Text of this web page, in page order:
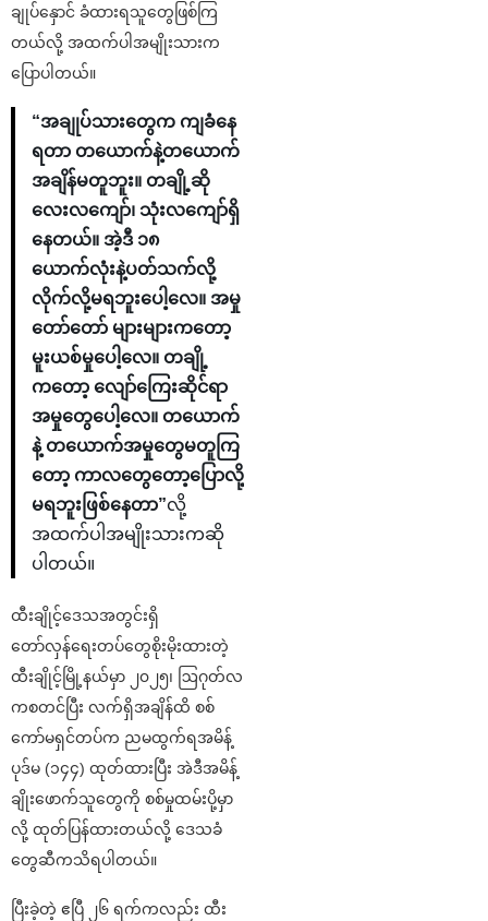
ချုပ်နှောင် ခံထားရသူတွေဖြစ်ကြ
တယ်လို့ အထက်ပါအမျိုးသားက
ပြောပါတယ်။
“အချုပ်သားတွေက ကျခံနေ
ရတာ တယောက်နဲ့တယောက်
အချိန်မတူဘူး။ တချို့ဆို
လေးလကျော်၊ သုံးလကျော်ရှိ
နေတယ်။ အဲ့ဒီ ၁၈
ယောက်လုံးနဲ့ပတ်သက်လို့
လိုက်လို့မရဘူးပေါ့လေ။ အမှု
တော်တော် များများကတော့
မူးယစ်မှုပေါ့လေ။ တချို့
ကတော့ လျော်ကြေးဆိုင်ရာ
အမှုတွေပေါ့လေ။ တယောက်
နဲ့ တယောက်အမှုတွေမတူကြ
တော့ ကာလတွေတော့ပြောလို့
မရဘူးဖြစ်နေတာ”လို့
အထက်ပါအမျိုးသားကဆို
ပါတယ်။
ထီးချိုင့်ဒေသအတွင်း‌ရှိ
တော်လှန်ရေးတပ်တွေစိုးမိုးထားတဲ့
ထီးချိုင့်မြို့နယ်မှာ ၂၀၂၅၊ ဩဂုတ်လ
ကစတင်ပြီး လက်ရှိအချိန်ထိ စစ်
ကော်မရှင်တပ်က ညမထွက်ရအမိန့်
ပုဒ်မ (၁၄၄) ထုတ်ထားပြီး အဲဒီအမိန့်
ချိုးဖောက်သူတွေကို စစ်မှုထမ်းပို့မှာ
လို့ ထုတ်ပြန်ထားတယ်လို့ ဒေသခံ
တွေဆီကသိရပါတယ်။
ပြီးခဲ့တဲ့ ဧပြီ ၂၆ ရက်ကလည်း ထီး